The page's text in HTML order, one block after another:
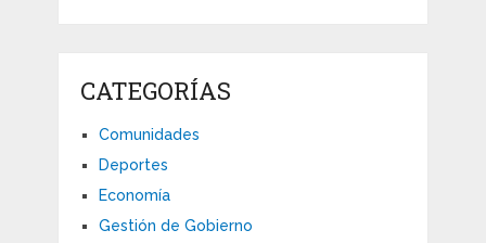
CATEGORÍAS
Comunidades
Deportes
Economía
Gestión de Gobierno